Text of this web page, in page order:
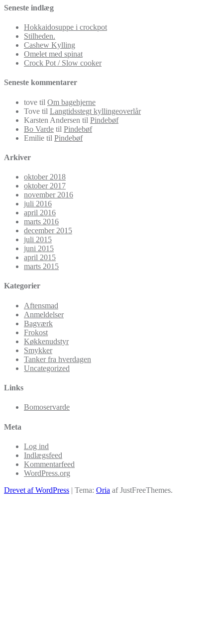
Seneste indlæg
Hokkaidosuppe i crockpot
Stilheden.
Cashew Kylling
Omelet med spinat
Crock Pot / Slow cooker
Seneste kommentarer
tove til Om bagehjerne
Tove til Langtidsstegt kyllingeoverlår
Karsten Andersen til Pindebøf
Bo Varde til Pindebøf
Emilie til Pindebøf
Arkiver
oktober 2018
oktober 2017
november 2016
juli 2016
april 2016
marts 2016
december 2015
juli 2015
juni 2015
april 2015
marts 2015
Kategorier
Aftensmad
Anmeldelser
Bagværk
Frokost
Køkkenudstyr
Smykker
Tanker fra hverdagen
Uncategorized
Links
Bomoservarde
Meta
Log ind
Indlægsfeed
Kommentarfeed
WordPress.org
Drevet af WordPress | Tema: Oria af JustFreeThemes.